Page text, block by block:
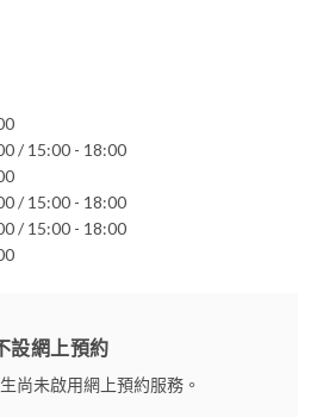
/ 15:00 - 18:00
/ 15:00 - 18:00
/ 15:00 - 18:00
設網上預約
尚未啟用網上預約服務。